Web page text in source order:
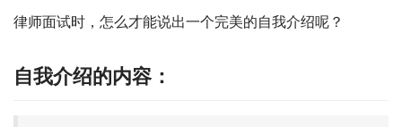
律师面试时，怎么才能说出一个完美的自我介绍呢？
自我介绍的内容：